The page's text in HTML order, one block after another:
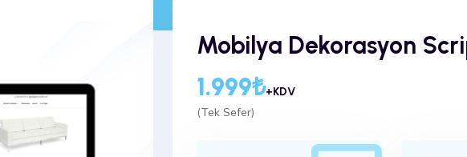
Mobilya Dekorasyon
1.999₺+KDV
(Tek Sefer)